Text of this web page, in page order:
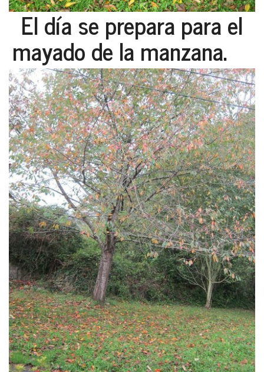
El día se prepara para el
mayado de la manzana.